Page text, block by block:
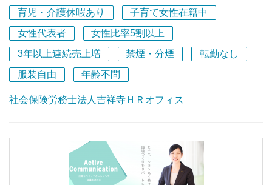
・転勤、出向等により勤務地が変更されることはありませ
ん。
・その他、朝礼、経営理念の唱和、定時で帰りにくい雰囲
気、無駄な会議、始業前・定時後の掃除、勤務時間外奉仕
活動、上司へのお茶出し、懇親会費の給与控除等は存在し
私は3年間ほど事務所にお世話になりました。
大学生として上京してきて日常生活、大学生活、人間関係
などで不安も多い中、つらい時にはプライベートなお話を
新しくお迎えする方の席も、しっかりと準備してありま
す！
いま働いているスタッフは3名で、うち2名が社労士登録者
です。
小学生～高校生の子育て中の方が多く、
急なお休みを皆でフォローしたり、在宅勤務も組み合わせ
オフィスに来た方が驚かれるのは、書類が少ないことで
業務はすべてペーパーレスで完結するようにしていますの
育児・介護休暇あり
子育て女性在籍中
女性代表者
女性比率5割以上
3年以上連続売上増
禁煙・分煙
転勤なし
服装自由
年齢不問
社会保険労務士法人吉祥寺ＨＲオフィス